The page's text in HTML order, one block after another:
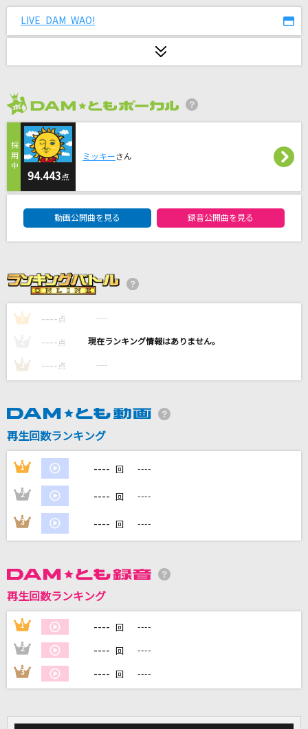
Mr.Children
神野美伽
mix juiceのいうとおり
[生音]夢をかなえてドラえもん(ドラえもんアニ
メバージョン)
[生音]HELLO
[生音]又三郎
ヨルシカ
The hole
King Gnu
PIECE OF MY WISH
Fiesta! Fiesta!
カラオケ最新情報をチェック！
DAMに会員登録・ログインして
カラオケをもっと楽しもう！
LIVE DAM WAO!
94.443点
ミッキーさん
動画公開曲を見る 録音公開曲を見る
1 ---- 点 ----
---- 点 ----
3 ---- 点 ----
再生回数ランキング
1 ---- 回 ----
2 ---- 回 ----
3 ---- 回 ----
再生回数ランキング
1 ---- 回 ----
2 ---- 回 ----
3 ---- 回 ----